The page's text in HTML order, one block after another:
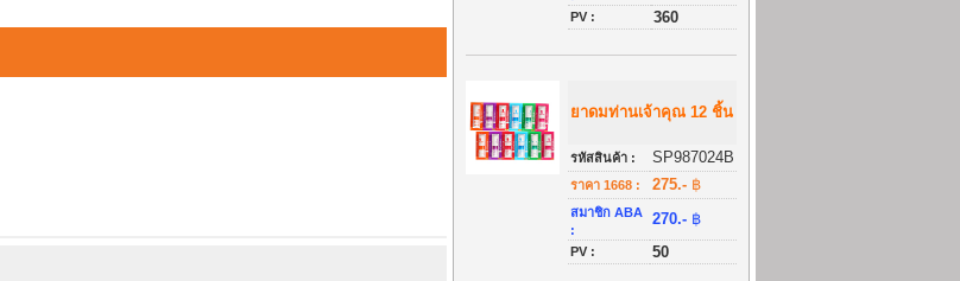
PV : 360
ยาดมท่านเจ้าคุณ 12 ชิ้น
รหัสสินค้า : SP987024B
ราคา 1668 : 275.- ฿
สมาชิก ABA
:
270.- ฿
PV : 50